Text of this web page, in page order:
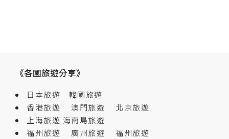
《各國旅遊分享》
日本旅遊
韓國旅遊
香港旅遊
澳門旅遊
北京旅遊
上海旅遊 海南島旅遊
福州旅遊
廣州旅遊
福州旅遊